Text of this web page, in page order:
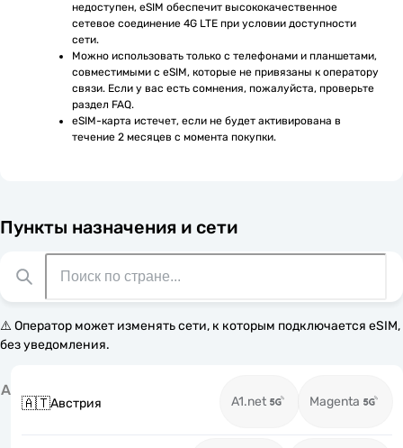
недоступен, eSIM обеспечит высококачественное
сетевое соединение 4G LTE при условии доступности
сети.
Можно использовать только с телефонами и планшетами,
совместимыми с eSIM, которые не привязаны к оператору
связи. Если у вас есть сомнения, пожалуйста, проверьте
раздел FAQ.
eSIM-карта истечет, если не будет активирована в
течение 2 месяцев с момента покупки.
Пункты назначения и сети
⚠️ Оператор может изменять сети, к которым подключается eSIM,
без уведомления.
А
🇦🇹Австрия A1.net Magenta